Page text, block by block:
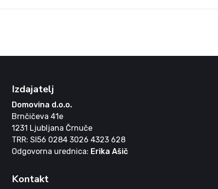
Izdajatelj
Domovina d.o.o.
Brnčičeva 41e
1231 Ljubljana Črnuče
TRR: SI56 0284 3026 4323 628
Odgovorna urednica: Erika Ašič
Kontakt